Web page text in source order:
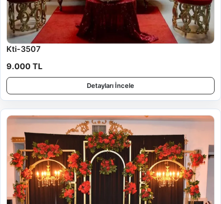
Kti-3507
9.000 TL
Detayları İncele